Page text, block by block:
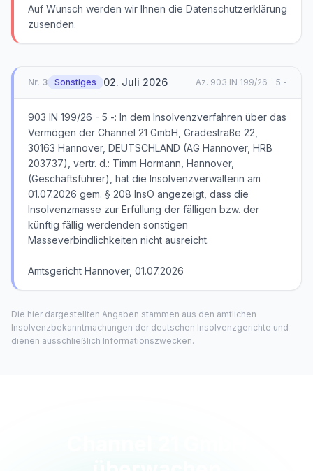
Auf Wunsch werden wir Ihnen die Datenschutzerklärung
zusenden.
Nr. 3 Sonstiges 02. Juli 2026 Az. 903 IN 199/26 - 5 -
903 IN 199/26 - 5 -: In dem Insolvenzverfahren über das
Vermögen der Channel 21 GmbH, Gradestraße 22,
30163 Hannover, DEUTSCHLAND (AG Hannover, HRB
203737), vertr. d.: Timm Hormann, Hannover,
(Geschäftsführer), hat die Insolvenzverwalterin am
01.07.2026 gem. § 208 InsO angezeigt, dass die
Insolvenzmasse zur Erfüllung der fälligen bzw. der
künftig fällig werdenden sonstigen
Masseverbindlichkeiten nicht ausreicht.
Amtsgericht Hannover, 01.07.2026
Die hier dargestellten Angaben stammen aus den amtlichen
Insolvenzbekanntmachungen der deutschen Insolvenzgerichte und
dienen ausschließlich Informationszwecken.